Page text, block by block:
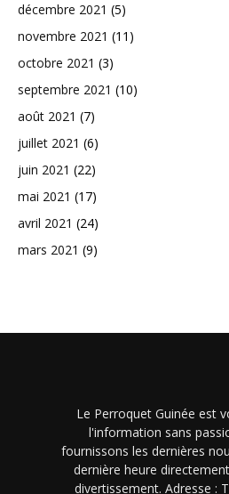
décembre 2021 (5)
novembre 2021 (11)
octobre 2021 (3)
septembre 2021 (10)
août 2021 (7)
juillet 2021 (6)
juin 2021 (22)
mai 2021 (17)
avril 2021 (24)
mars 2021 (9)
Le Perroquet Guinée est
l'information sans
fournissons les dernières
dernière heure
divertissement. Adresse :